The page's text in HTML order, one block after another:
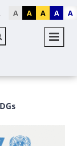
A A A A A